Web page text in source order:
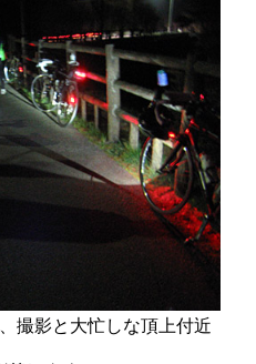
撮影と大忙しな頂上付近